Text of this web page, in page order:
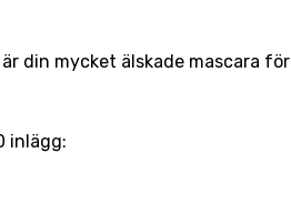
din mycket älskade mascara för
inlägg: